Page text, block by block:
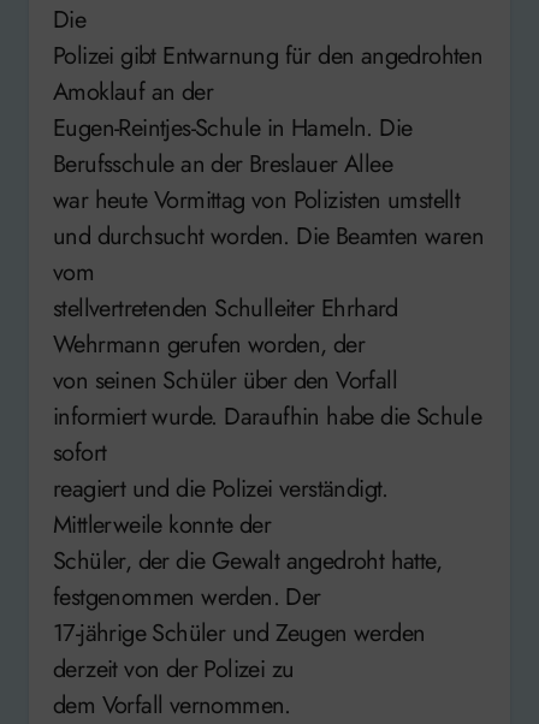
Die
Polizei gibt Entwarnung für den angedrohten
Amoklauf an der
Eugen-Reintjes-Schule in Hameln. Die
Berufsschule an der Breslauer Allee
war heute Vormittag von Polizisten umstellt
und durchsucht worden. Die Beamten waren
vom
stellvertretenden Schulleiter Ehrhard
Wehrmann gerufen worden, der
von seinen Schüler über den Vorfall
informiert wurde. Daraufhin habe die Schule
sofort
reagiert und die Polizei verständigt.
Mittlerweile konnte der
Schüler, der die Gewalt angedroht hatte,
festgenommen werden. Der
17-jährige Schüler und Zeugen werden
derzeit von der Polizei zu
dem Vorfall vernommen.